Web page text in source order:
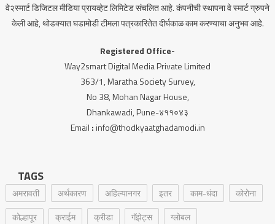
वे२स्मार्ट डिजिटल मीडिया प्रायव्हेट लिमिटेड संचलित आहे. कंपनीची स्थापना वे स्मार्ट ग्रुपने
केली आहे, थोडक्यात घडामोडी टीमला पत्रकारितेत दीर्घकाळ काम करण्याचा अनुभव आहे.
Registered Office-
Way2smart Digital Media Private Limited
363/1, Maratha Society Survey,
No 38, Mohan Nagar House,
Dhankawadi, Pune-४११०४३
Email :info@thodkyaatghadamodi.in
TAGS
अमरावती अर्थकारण अहिल्यानगर इतर काम-धंदा
कोरोना
कोल्हापूर
क्राईम क्रीडा गॅझेट्स
ग्लोबल